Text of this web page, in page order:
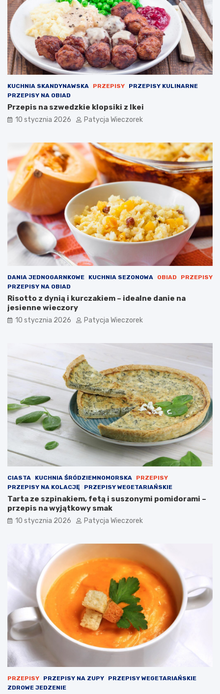
KUCHNIA SKANDYNAWSKA PRZEPISY
PRZEPISY KULINARNE
PRZEPISY NA OBIAD
Przepis na szwedzkie klopsiki z Ikei
10 stycznia 2026 Patycja Wieczorek
DANIA JEDNOGARNKOWE KUCHNIA SEZONOWA OBIAD
PRZEPISY
PRZEPISY NA OBIAD
Risotto z dynią i kurczakiem – idealne danie na
jesienne wieczory
10 stycznia 2026 Patycja Wieczorek
CIASTA KUCHNIA ŚRÓDZIEMNOMORSKA
PRZEPISY
PRZEPISY NA KOLACJĘ
PRZEPISY WEGETARIAŃSKIE
Tarta ze szpinakiem, fetą i suszonymi pomidorami –
przepis na wyjątkowy smak
10 stycznia 2026 Patycja Wieczorek
PRZEPISY PRZEPISY NA ZUPY
PRZEPISY WEGETARIAŃSKIE
ZDROWE JEDZENIE